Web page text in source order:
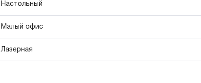
Настольный
Малый офис
Лазерная